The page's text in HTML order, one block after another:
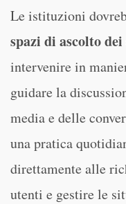
Le istituzioni
spazi di ascolto
intervenire in
guidare la
media e delle
una pratica
direttamente alle
utenti e gestire le